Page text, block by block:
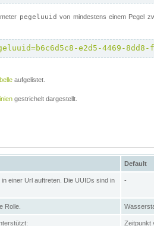
pegeluuid von mindestens einem Pegel
e2d5-4469-8dd8-
aufgelistet.
gestrichelt dargestellt.
Default
einer Url auftreten. Die UUIDs sind in
-
Rolle.
Zeitpunkt